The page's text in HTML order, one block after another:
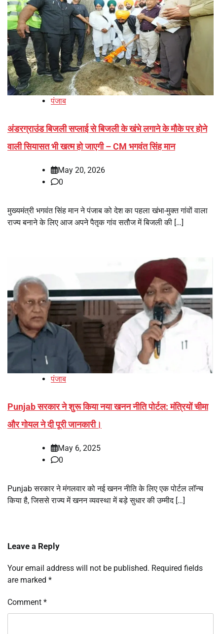
पंजाब
अंडरग्राउंड बिजली सप्लाई से बिजली के खंभे लगाने के मौके पर होने
वाली सियासत भी खत्म हो जाएगी – CM भगवंत सिंह मान
May 20, 2026
0
मुख्यमंत्री भगवंत सिंह मान ने पंजाब को देश का पहला खंभा-मुक्त गांवों वाला
राज्य बनाने के लिए आज अपने पैतृक गांव सतौज में बिजली की […]
पंजाब
Punjab सरकार ने शुरू किया नया खनन नीति पोर्टल: मंत्रियों चीमा
और गोयल ने दी पूरी जानकारी।
May 6, 2025
0
Punjab सरकार ने मंगलवार को नई खनन नीति के लिए एक पोर्टल लॉन्च
किया है, जिससे राज्य में खनन व्यवस्था में बड़े सुधार की उम्मीद […]
Leave a Reply
Your email address will not be published. Required fields
are marked *
Comment *